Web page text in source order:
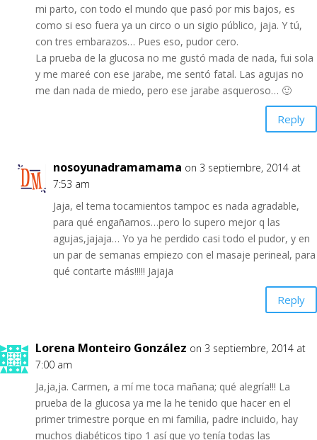
mi parto, con todo el mundo que pasó por mis bajos, es
como si eso fuera ya un circo o un sigio público, jaja. Y tú,
con tres embarazos… Pues eso, pudor cero.
La prueba de la glucosa no me gustó mada de nada, fui sola
y me mareé con ese jarabe, me sentó fatal. Las agujas no
me dan nada de miedo, pero ese jarabe asqueroso… 🙂
Reply
nosoyunadramamama on 3 septiembre, 2014 at
7:53 am
Jaja, el tema tocamientos tampoc es nada agradable,
para qué engañarnos…pero lo supero mejor q las
agujas,jajaja… Yo ya he perdido casi todo el pudor, y en
un par de semanas empiezo con el masaje perineal, para
qué contarte más!!!!! Jajaja
Reply
Lorena Monteiro González on 3 septiembre, 2014 at
7:00 am
Ja,ja,ja. Carmen, a mí me toca mañana; qué alegría!!! La
prueba de la glucosa ya me la he tenido que hacer en el
primer trimestre porque en mi familia, padre incluido, hay
muchos diabéticos tipo 1 así que yo tenía todas las